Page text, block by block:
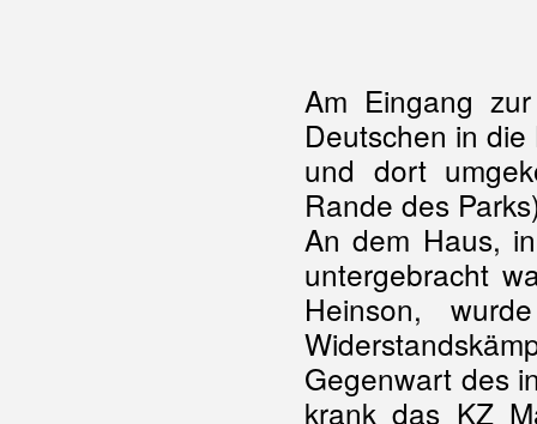
Am Eingang
Deutschen in
und dort
Rande des
An dem Haus,
untergebracht
Heinson,
Gegenwart des
krank das KZ